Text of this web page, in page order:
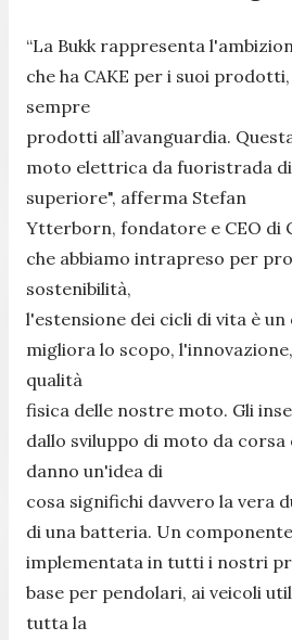
“La Bukk rappresenta
che ha CAKE per i suoi
sempre
prodotti all’avanguardia.
moto elettrica da fuoristrada
superiore", afferma Stefan
Ytterborn, fondatore e CEO di
che abbiamo intrapreso per
sostenibilità,
l'estensione dei cicli di vita è
migliora lo scopo,
qualità
fisica delle nostre moto. Gli
dallo sviluppo di moto da
danno un'idea di
cosa significhi davvero la vera
di una batteria. Un
implementata in tutti i nostri
base per pendolari, ai veicoli
tutta la